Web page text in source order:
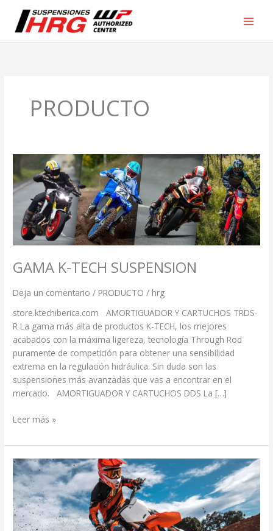
contenido
PRODUCTO
GAMA K-TECH SUSPENSION
Deja un comentario / PRODUCTO / hrg
store.ktechiberica.com AMORTIGUADOR Y CARTUCHOS TRDS-
R La gama más alta de productos K-TECH, los mejores
acabados con la máxima ligereza, tecnología Through Rod
puramente de competición para obtener una sensibilidad
extrema en la regulación hidráulica. Sin duda son las
suspensiones más avanzadas que vas a encontrar en el
mercado. AMORTIGUADOR Y CARTUCHOS DDS La […]
K-
TECH
SUSPENSION
Leer más »
PROMO
WP
MOTOCROSS
2023-
2024